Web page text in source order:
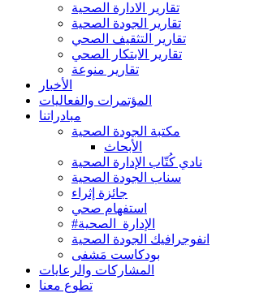
تقارير الادارة الصحية
تقارير الجودة الصحية
تقارير التثقيف الصحي
تقارير الابتكار الصحي
تقارير منوعة
الأخبار
المؤتمرات والفعاليات
مبادراتنا
مكتبة الجودة الصحية
الأبحاث
نادي كُتّاب الإدارة الصحية
سناب الجودة الصحية
جائزة إثراء
استفهام صحي
#الإدارة_الصحية
انفوجرافيك الجودة الصحية
بودكاست مَشفى
المشاركات والرعايات
تطوع معنا